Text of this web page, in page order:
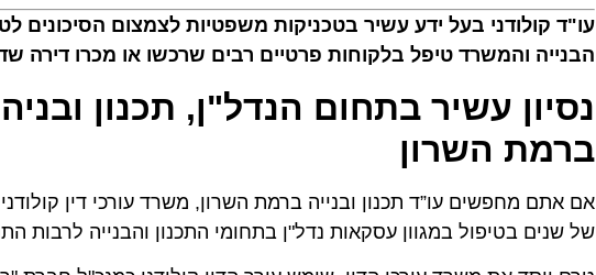
עו"ד קולודני בעל ידע עשיר בטכניקות משפטיות לצמצום הסיכונים
הבנייה והמשרד טיפל בלקוחות פרטיים רבים שרכשו או מכרו דירה
נסיון עשיר בתחום הנדל"ן, תכנון
ברמת השרון
אם אתם מחפשים עו”ד תכנון ובנייה ברמת השרון, משרד עורכי דין
של שנים בטיפול במגוון עסקאות נדל"ן בתחומי התכנון והבנייה לרבות